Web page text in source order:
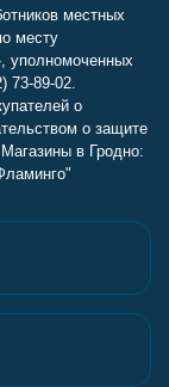
местных
месту
уполномоченных
73-89-02.
о
о защите
в Гродно: